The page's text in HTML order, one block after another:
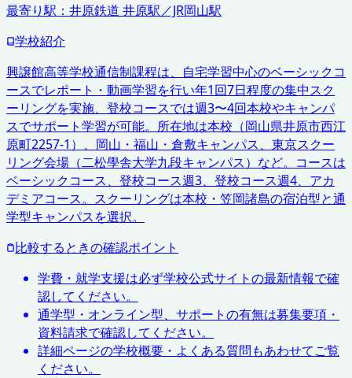
最寄り駅： 井原鉄道 井原駅／JR岡山駅
学校紹介
興譲館高等学校通信制課程は、自宅学習中心のベーシックコ
ースでレポート・動画学習を行い年1回7日程度の集中スク
ーリングを実施、登校コースでは週3〜4回本校やキャンパ
スでサポート学習が可能。所在地は本校（岡山県井原市西江
原町2257-1）、岡山・福山・倉敷キャンパス、東京スクー
リング会場（二松學舎大学九段キャンパス）など。コースは
ベーシックコース、登校コース週3、登校コース週4、アカ
デミアコース。スクーリングは本校・笠岡諸島の宿泊型と通
学型キャンパスを選択。
比較するときの確認ポイント
学費・就学支援は必ず学校公式サイトの最新情報で確
認してください。
通学型・オンライン型、サポートの有無は募集要項・
資料請求で確認してください。
詳細ページの学校概要・よくある質問もあわせてご覧
ください。